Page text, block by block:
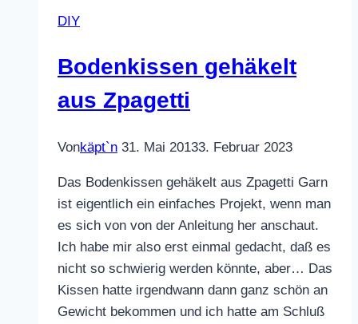
DIY
Bodenkissen gehäkelt
aus Zpagetti
Vonkäpt`n 31. Mai 20133. Februar 2023
Das Bodenkissen gehäkelt aus Zpagetti Garn
ist eigentlich ein einfaches Projekt, wenn man
es sich von von der Anleitung her anschaut.
Ich habe mir also erst einmal gedacht, daß es
nicht so schwierig werden könnte, aber… Das
Kissen hatte irgendwann dann ganz schön an
Gewicht bekommen und ich hatte am Schluß